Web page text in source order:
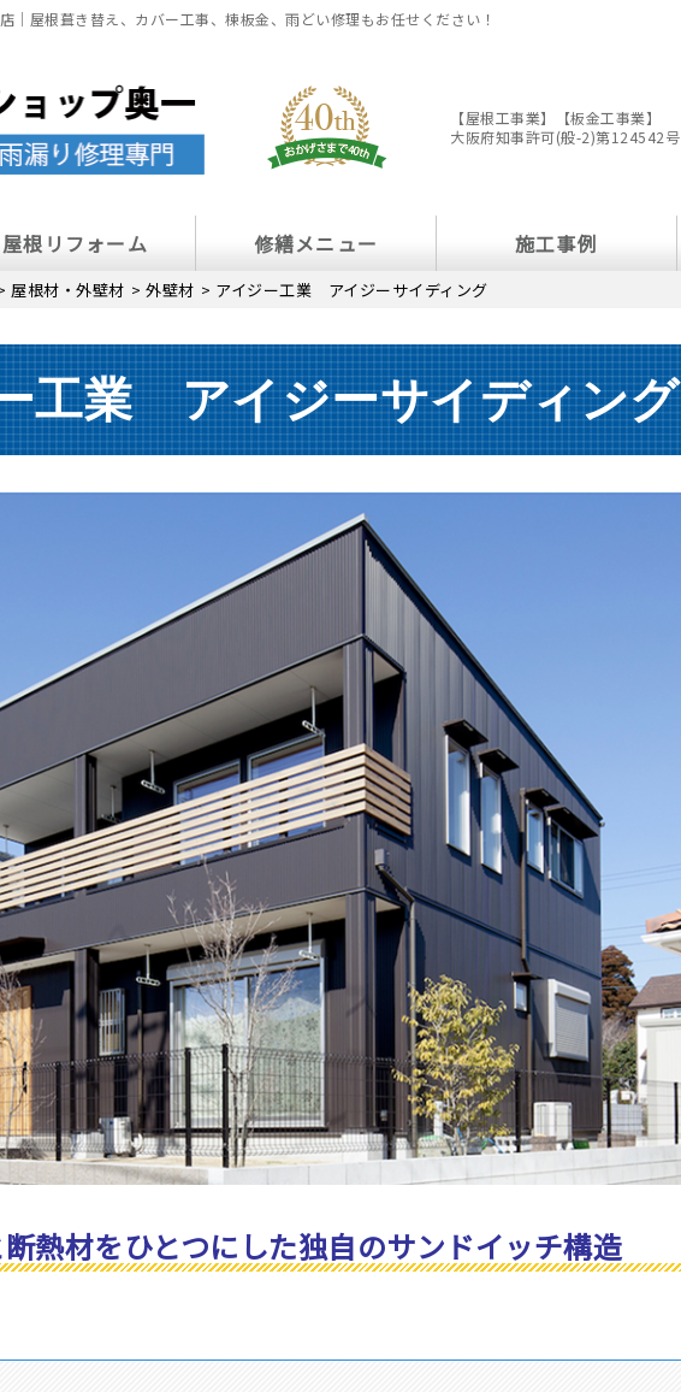
｜屋根葺き替え、カバー工事、棟板金、雨どい修理もお任せください！
【屋根工事業】【板金工事業】
大阪府知事許可(般-2)第124542号
屋根リフォーム 修繕メニュー 施工事例
屋根材・外壁材 > 外壁材 > アイジー工業 アイジーサイディング
工業 アイジーサイディング
熱材をひとつにした独自のサンドイッチ構造